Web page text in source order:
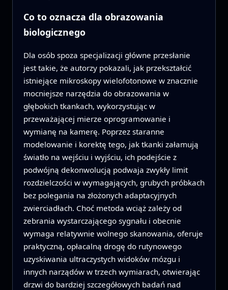
Co to oznacza dla obrazowania
biologicznego
Dla osób spoza specjalizacji główne przesłanie
jest takie, że autorzy pokazali, jak przekształcić
istniejące mikroskopy wielofotonowe w znacznie
mocniejsze narzędzia do obrazowania w
głębokich tkankach, wykorzystując w
przeważającej mierze oprogramowanie i
wymianę na kamerę. Poprzez staranne
modelowanie i korektę tego, jak tkanki załamują
światło na wejściu i wyjściu, ich podejście z
podwójną dekonwolucją podwaja zwykły limit
rozdzielczości w wymagających, grubych próbkach
bez polegania na złożonych adaptacyjnych
zwierciadłach. Choć metoda wciąż zależy od
zebrania wystarczającego sygnału i obecnie
wymaga relatywnie wolnego skanowania, oferuje
praktyczną, opłacalną drogę do rutynowego
uzyskiwania ultraczystych widoków mózgu i
innych narządów w trzech wymiarach, otwierając
drzwi do bardziej szczegółowych badań nad